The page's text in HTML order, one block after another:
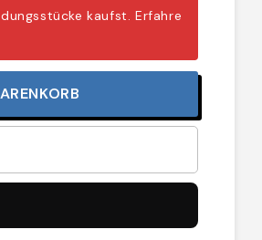
kaufst.Erfahre